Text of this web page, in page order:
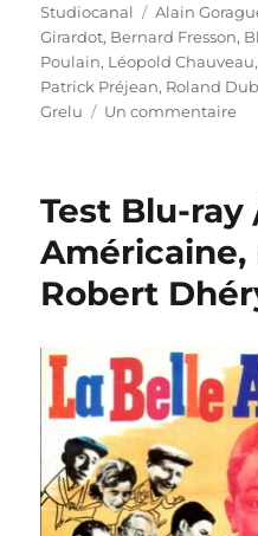
le
Studiocanal
Étiquettes
Alain
Girardot, Bernard Fresson,
Poulain, Léopold Chauveau,
Patrick Préjean, Roland
Grelu
Un commentairesur
/
et
Test Blu-ray
Américaine,
Robert